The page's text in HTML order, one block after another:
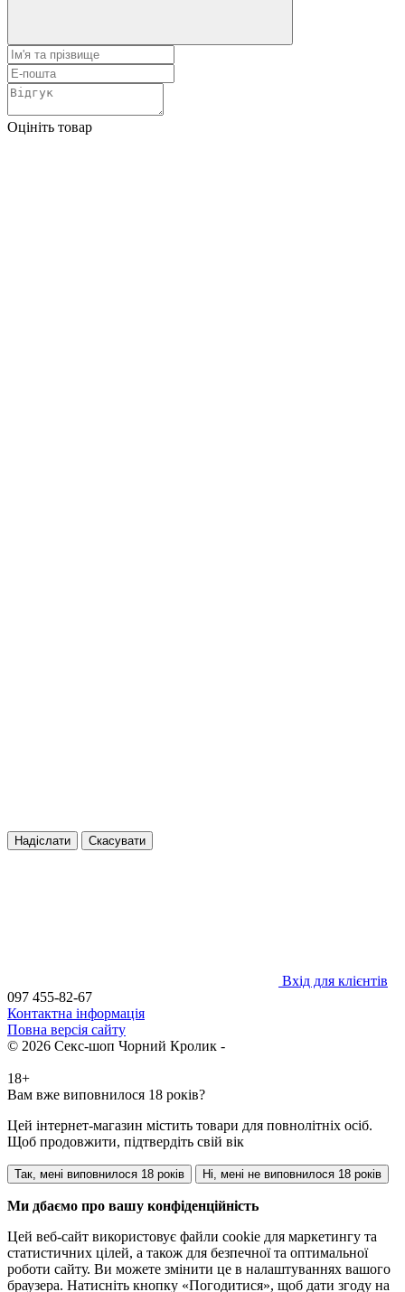
Оцініть товар
Надіслати Скасувати
Вхід для клієнтів
097 455-82-67
Контактна інформація
Повна версія сайту
© 2026 Секс-шоп Чорний Кролик -
18+
Вам вже виповнилося 18 років?
Цей інтернет-магазин містить товари для повнолітніх осіб.
Щоб продовжити, підтвердіть свій вік
Так, мені виповнилося 18 років Ні, мені не виповнилося 18 років
Ми дбаємо про вашу конфіденційність
Цей веб-сайт використовує файли cookie для маркетингу та
статистичних цілей, а також для безпечної та оптимальної
роботи сайту. Ви можете змінити це в налаштуваннях вашого
браузера. Натисніть кнопку «Погодитися», щоб дати згоду на